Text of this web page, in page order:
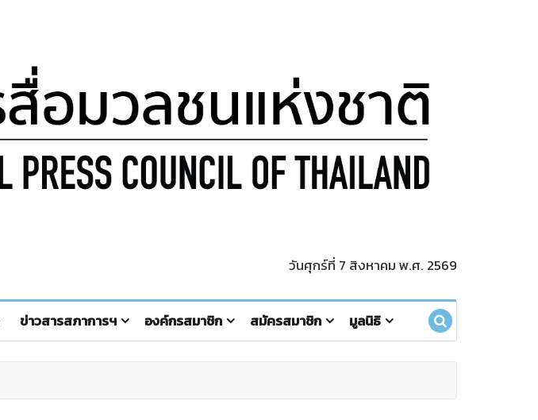
วันศุกร์ที่ 7 สิงหาคม พ.ศ. 2569
ข่าวสารสภาการฯ องค์กรสมาชิก สมัครสมาชิก มูลนิธิ